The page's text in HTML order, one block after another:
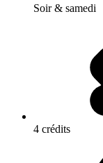
Soir & samedi
4 crédits